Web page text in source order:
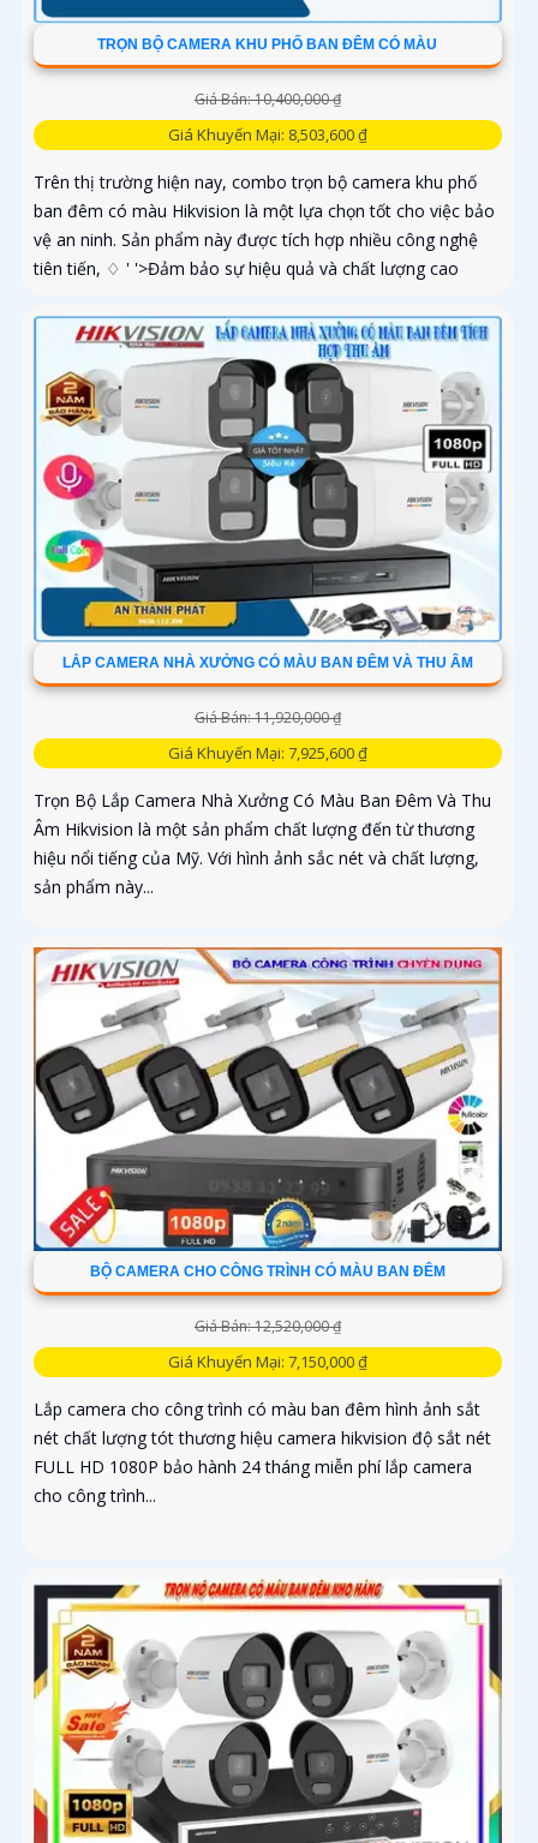
TRỌN BỘ CAMERA KHU PHỐ BAN ĐÊM CÓ MÀU
Giá Bán: 10,400,000 ₫
Giá Khuyến Mại: 8,503,600 ₫
Trên thị trường hiện nay, combo trọn bộ camera khu phố
ban đêm có màu Hikvision là một lựa chọn tốt cho việc bảo
vệ an ninh. Sản phẩm này được tích hợp nhiều công nghệ
tiên tiến, ♢ ' '>Đảm bảo sự hiệu quả và chất lượng cao
LẮP CAMERA NHÀ XƯỞNG CÓ MÀU BAN ĐÊM VÀ THU ÂM
Giá Bán: 11,920,000 ₫
Giá Khuyến Mại: 7,925,600 ₫
Trọn Bộ Lắp Camera Nhà Xưởng Có Màu Ban Đêm Và Thu
Âm Hikvision là một sản phẩm chất lượng đến từ thương
hiệu nổi tiếng của Mỹ. Với hình ảnh sắc nét và chất lượng,
sản phẩm này...
BỘ CAMERA CHO CÔNG TRÌNH CÓ MÀU BAN ĐÊM
Giá Bán: 12,520,000 ₫
Giá Khuyến Mại: 7,150,000 ₫
Lắp camera cho công trình có màu ban đêm hình ảnh sắt
nét chất lượng tót thương hiệu camera hikvision độ sắt nét
FULL HD 1080P bảo hành 24 tháng miễn phí lắp camera
cho công trình...